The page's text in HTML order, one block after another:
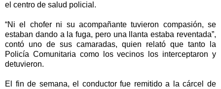
el centro de salud policial.
“Ni el chofer ni su acompañante tuvieron compasión, se
estaban dando a la fuga, pero una llanta estaba reventada”,
contó uno de sus camaradas, quien relató que tanto la
Policía Comunitaria como los vecinos los interceptaron y
detuvieron.
El fin de semana, el conductor fue remitido a la cárcel de